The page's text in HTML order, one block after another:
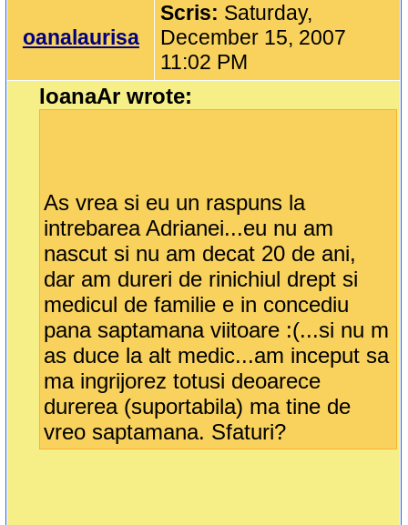
oanalaurisa
Scris: Saturday,
December 15, 2007
11:02 PM
IoanaAr wrote:
As vrea si eu un raspuns la
intrebarea Adrianei...eu nu am
nascut si nu am decat 20 de ani,
dar am dureri de rinichiul drept si
medicul de familie e in concediu
pana saptamana viitoare :(...si nu m
as duce la alt medic...am inceput sa
ma ingrijorez totusi deoarece
durerea (suportabila) ma tine de
vreo saptamana. Sfaturi?